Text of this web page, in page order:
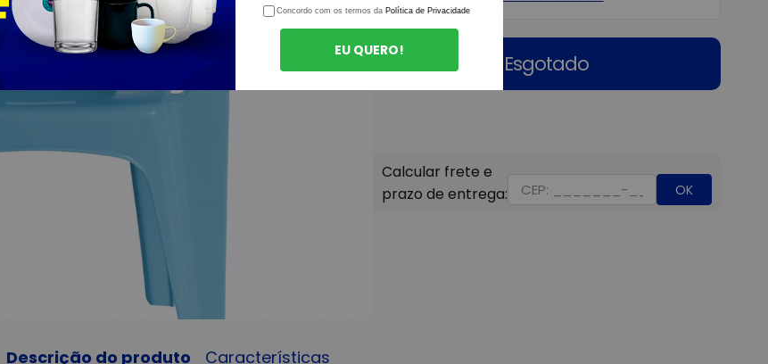
Esgotado
OK
Descrição do produto Características
Concordo com os termos da Política de Privacidade
EU QUERO!